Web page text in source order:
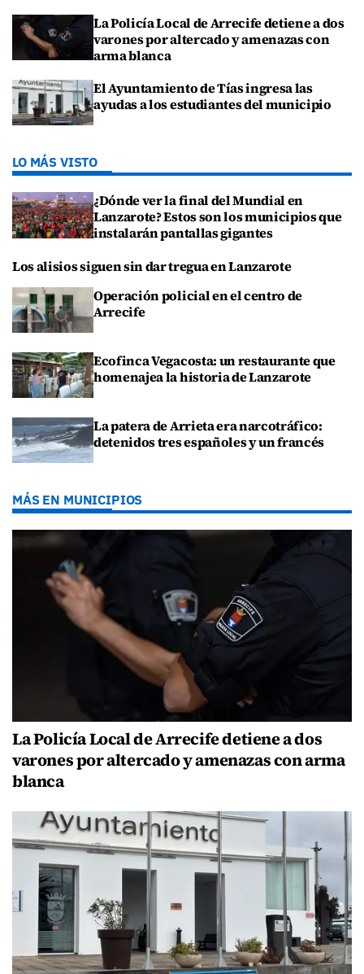
La Policía Local de Arrecife detiene a dos
varones por altercado y amenazas con
arma blanca
El Ayuntamiento de Tías ingresa las
ayudas a los estudiantes del municipio
LO MÁS VISTO
¿Dónde ver la final del Mundial en
Lanzarote? Estos son los municipios que
instalarán pantallas gigantes
Los alisios siguen sin dar tregua en Lanzarote
Operación policial en el centro de
Arrecife
Ecofinca Vegacosta: un restaurante que
homenajea la historia de Lanzarote
La patera de Arrieta era narcotráfico:
detenidos tres españoles y un francés
MÁS EN MUNICIPIOS
La Policía Local de Arrecife detiene a dos
varones por altercado y amenazas con arma
blanca